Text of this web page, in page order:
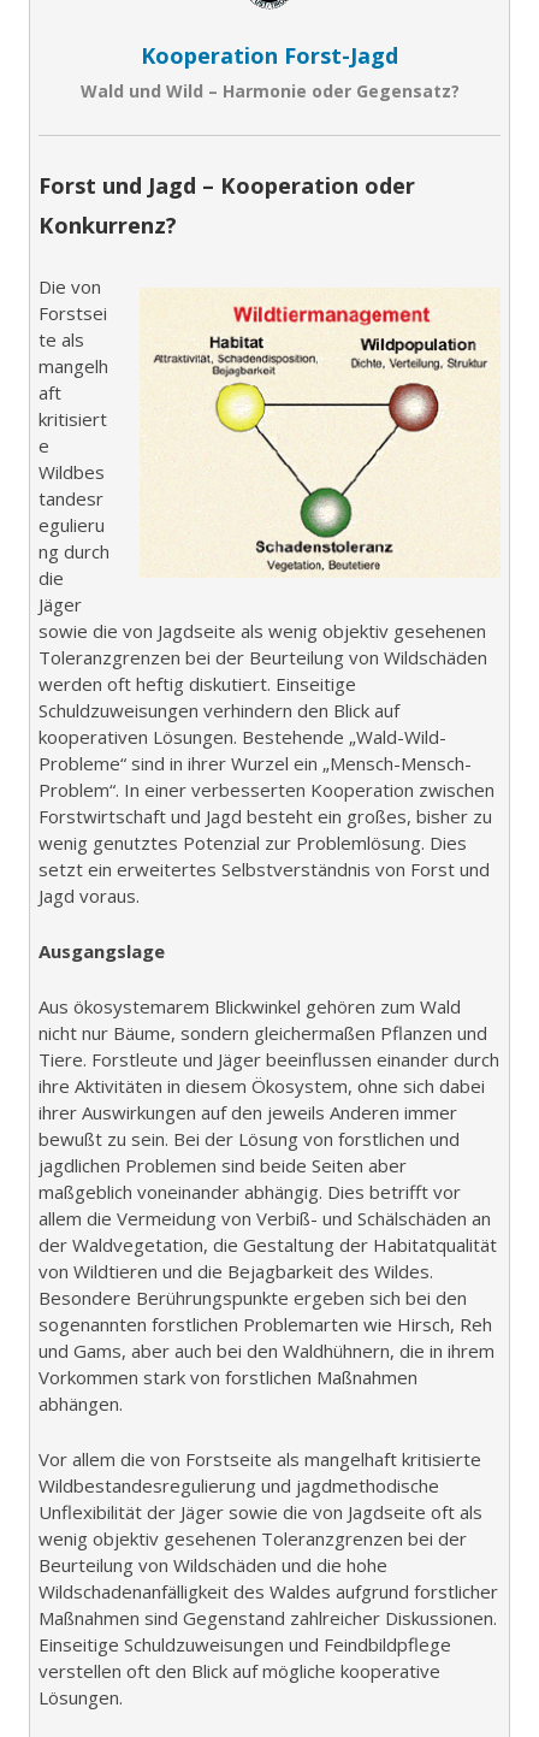
Kooperation Forst-Jagd
Wald und Wild – Harmonie oder Gegensatz?
Forst und Jagd – Kooperation oder
Konkurrenz?
Die von
Forstsei
te als
mangelh
aft
kritisiert
e
Wildbes
tandesr
egulieru
ng durch
die
Jäger
sowie die von Jagdseite als wenig objektiv gesehenen
Toleranzgrenzen bei der Beurteilung von Wildschäden
werden oft heftig diskutiert. Einseitige
Schuldzuweisungen verhindern den Blick auf
kooperativen Lösungen. Bestehende „Wald-Wild-
Probleme“ sind in ihrer Wurzel ein „Mensch-Mensch-
Problem“. In einer verbesserten Kooperation zwischen
Forstwirtschaft und Jagd besteht ein großes, bisher zu
wenig genutztes Potenzial zur Problemlösung. Dies
setzt ein erweitertes Selbstverständnis von Forst und
Jagd voraus.
Ausgangslage
Aus ökosystemarem Blickwinkel gehören zum Wald
nicht nur Bäume, sondern gleichermaßen Pflanzen und
Tiere. Forstleute und Jäger beeinflussen einander durch
ihre Aktivitäten in diesem Ökosystem, ohne sich dabei
ihrer Auswirkungen auf den jeweils Anderen immer
bewußt zu sein. Bei der Lösung von forstlichen und
jagdlichen Problemen sind beide Seiten aber
maßgeblich voneinander abhängig. Dies betrifft vor
allem die Vermeidung von Verbiß- und Schälschäden an
der Waldvegetation, die Gestaltung der Habitatqualität
von Wildtieren und die Bejagbarkeit des Wildes.
Besondere Berührungspunkte ergeben sich bei den
sogenannten forstlichen Problemarten wie Hirsch, Reh
und Gams, aber auch bei den Waldhühnern, die in ihrem
Vorkommen stark von forstlichen Maßnahmen
abhängen.
Vor allem die von Forstseite als mangelhaft kritisierte
Wildbestandesregulierung und jagdmethodische
Unflexibilität der Jäger sowie die von Jagdseite oft als
wenig objektiv gesehenen Toleranzgrenzen bei der
Beurteilung von Wildschäden und die hohe
Wildschadenanfälligkeit des Waldes aufgrund forstlicher
Maßnahmen sind Gegenstand zahlreicher Diskussionen.
Einseitige Schuldzuweisungen und Feindbildpflege
verstellen oft den Blick auf mögliche kooperative
Lösungen.